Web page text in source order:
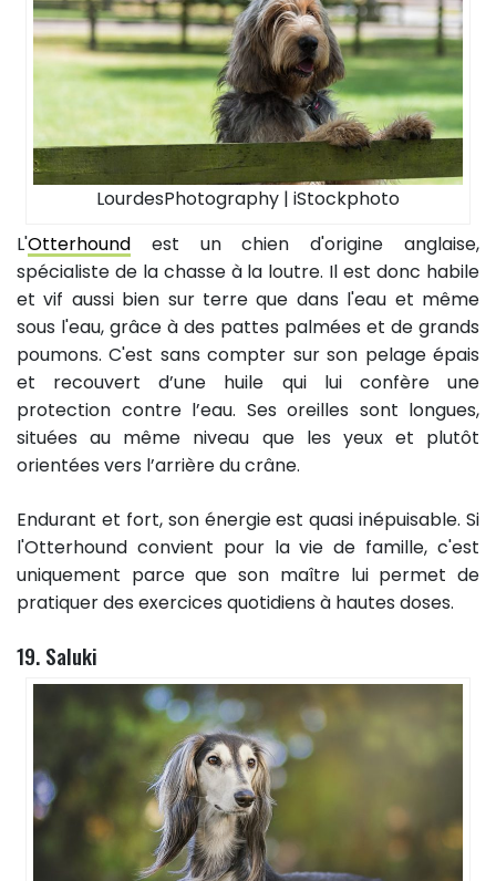
LourdesPhotography | iStockphoto
L'Otterhound est un chien d'origine anglaise,
spécialiste de la chasse à la loutre. Il est donc habile
et vif aussi bien sur terre que dans l'eau et même
sous l'eau, grâce à des pattes palmées et de grands
poumons. C'est sans compter sur son pelage épais
et recouvert d’une huile qui lui confère une
protection contre l’eau. Ses oreilles sont longues,
situées au même niveau que les yeux et plutôt
orientées vers l’arrière du crâne.
Endurant et fort, son énergie est quasi inépuisable. Si
l'Otterhound convient pour la vie de famille, c'est
uniquement parce que son maître lui permet de
pratiquer des exercices quotidiens à hautes doses.
19. Saluki